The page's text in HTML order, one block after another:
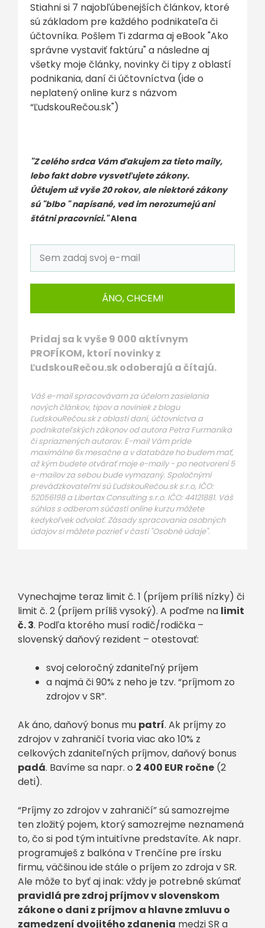
Stiahni si 7 najobľúbenejších článkov, ktoré
sú základom pre každého podnikateľa či
účtovníka. Pošlem Ti zdarma aj eBook "Ako
správne vystaviť faktúru" a následne aj
všetky moje články, novinky či tipy z oblastí
podnikania, daní či účtovníctva (ide o
neplatený online kurz s názvom
“ĽudskouRečou.sk")
"Z celého srdca Vám ďakujem za tieto maily,
lebo fakt dobre vysvetľujete zákony.
Účtujem už vyše 20 rokov, ale niektoré zákony
sú "blbo " napísané, ved im nerozumejú ani
štátni pracovníci."Alena
ÁNO, CHCEM!
Pridaj sa k vyše 9 000 aktívnym
PROFÍKOM, ktorí novinky z
ĽudskouRečou.sk odoberajú a čítajú.
Váš e-mail spracovávam za účelom zasielania
nových článkov, tipov a noviniek z blogu
ĽudskouRečou.sk z oblasti daní, účtovníctva a
podnikateľských zákonov od autora Petra Furmaníka
či spriaznených autorov. E-mail Vám príde
maximálne 6x mesačne a v databáze ho budem mať,
až kým budete otvárať moje e-maily - po neotvorení 5
e-mailov za sebou bude vymazaný. Spoločnými
prevádzkovateľmi sú ĽudskouRečou.sk s.r.o, IČO:
52056198 a Libertax Consulting s.r.o. IČO: 44121881. Váš
súhlas s odberom súčastí online kurzu môžete
kedykoľvek odvolať. Zásady spracovania osobných
údajov si môžete pozrieť v časti "Osobné údaje".
Vynechajme teraz limit č. 1 (príjem príliš nízky) či
limit č. 2 (príjem príliš vysoký). A poďme na limit
č. 3. Podľa ktorého musí rodič/rodička –
slovenský daňový rezident – otestovať:
svoj celoročný zdaniteľný príjem
a najmä či 90% z neho je tzv. “príjmom zo
zdrojov v SR”.
Ak áno, daňový bonus mu patrí. Ak príjmy zo
zdrojov v zahraničí tvoria viac ako 10% z
celkových zdaniteľných príjmov, daňový bonus
padá. Bavíme sa napr. o 2 400 EUR ročne (2
deti).
“Príjmy zo zdrojov v zahraničí” sú samozrejme
ten zložitý pojem, ktorý samozrejme neznamená
to, čo si pod tým intuitívne predstavíte. Ak napr.
programuješ z balkóna v Trenčíne pre írsku
firmu, väčšinou ide stále o príjem zo zdroja v SR.
Ale môže to byť aj inak: vždy je potrebné skúmať
pravidlá pre zdroj príjmov v slovenskom
zákone o dani z príjmov a hlavne zmluvu o
zamedzení dvojitého zdanenia medzi SR a